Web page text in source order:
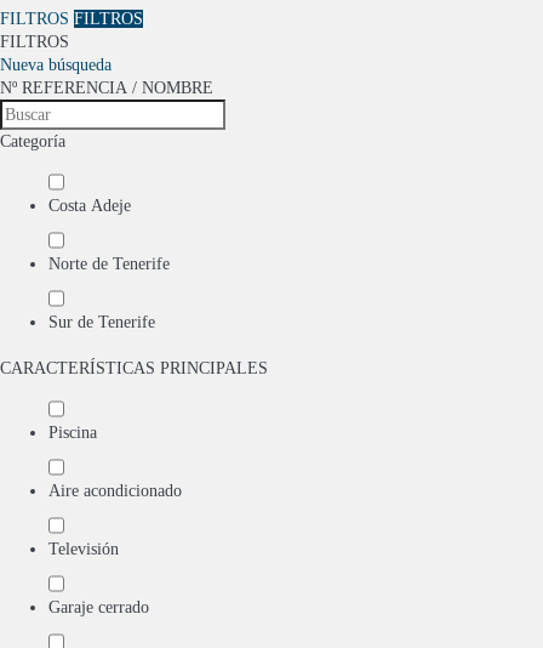
FILTROS FILTROS
FILTROS
Nueva búsqueda
Nº REFERENCIA / NOMBRE
Categoría
Costa Adeje
Norte de Tenerife
Sur de Tenerife
CARACTERÍSTICAS PRINCIPALES
Piscina
Aire acondicionado
Televisión
Garaje cerrado